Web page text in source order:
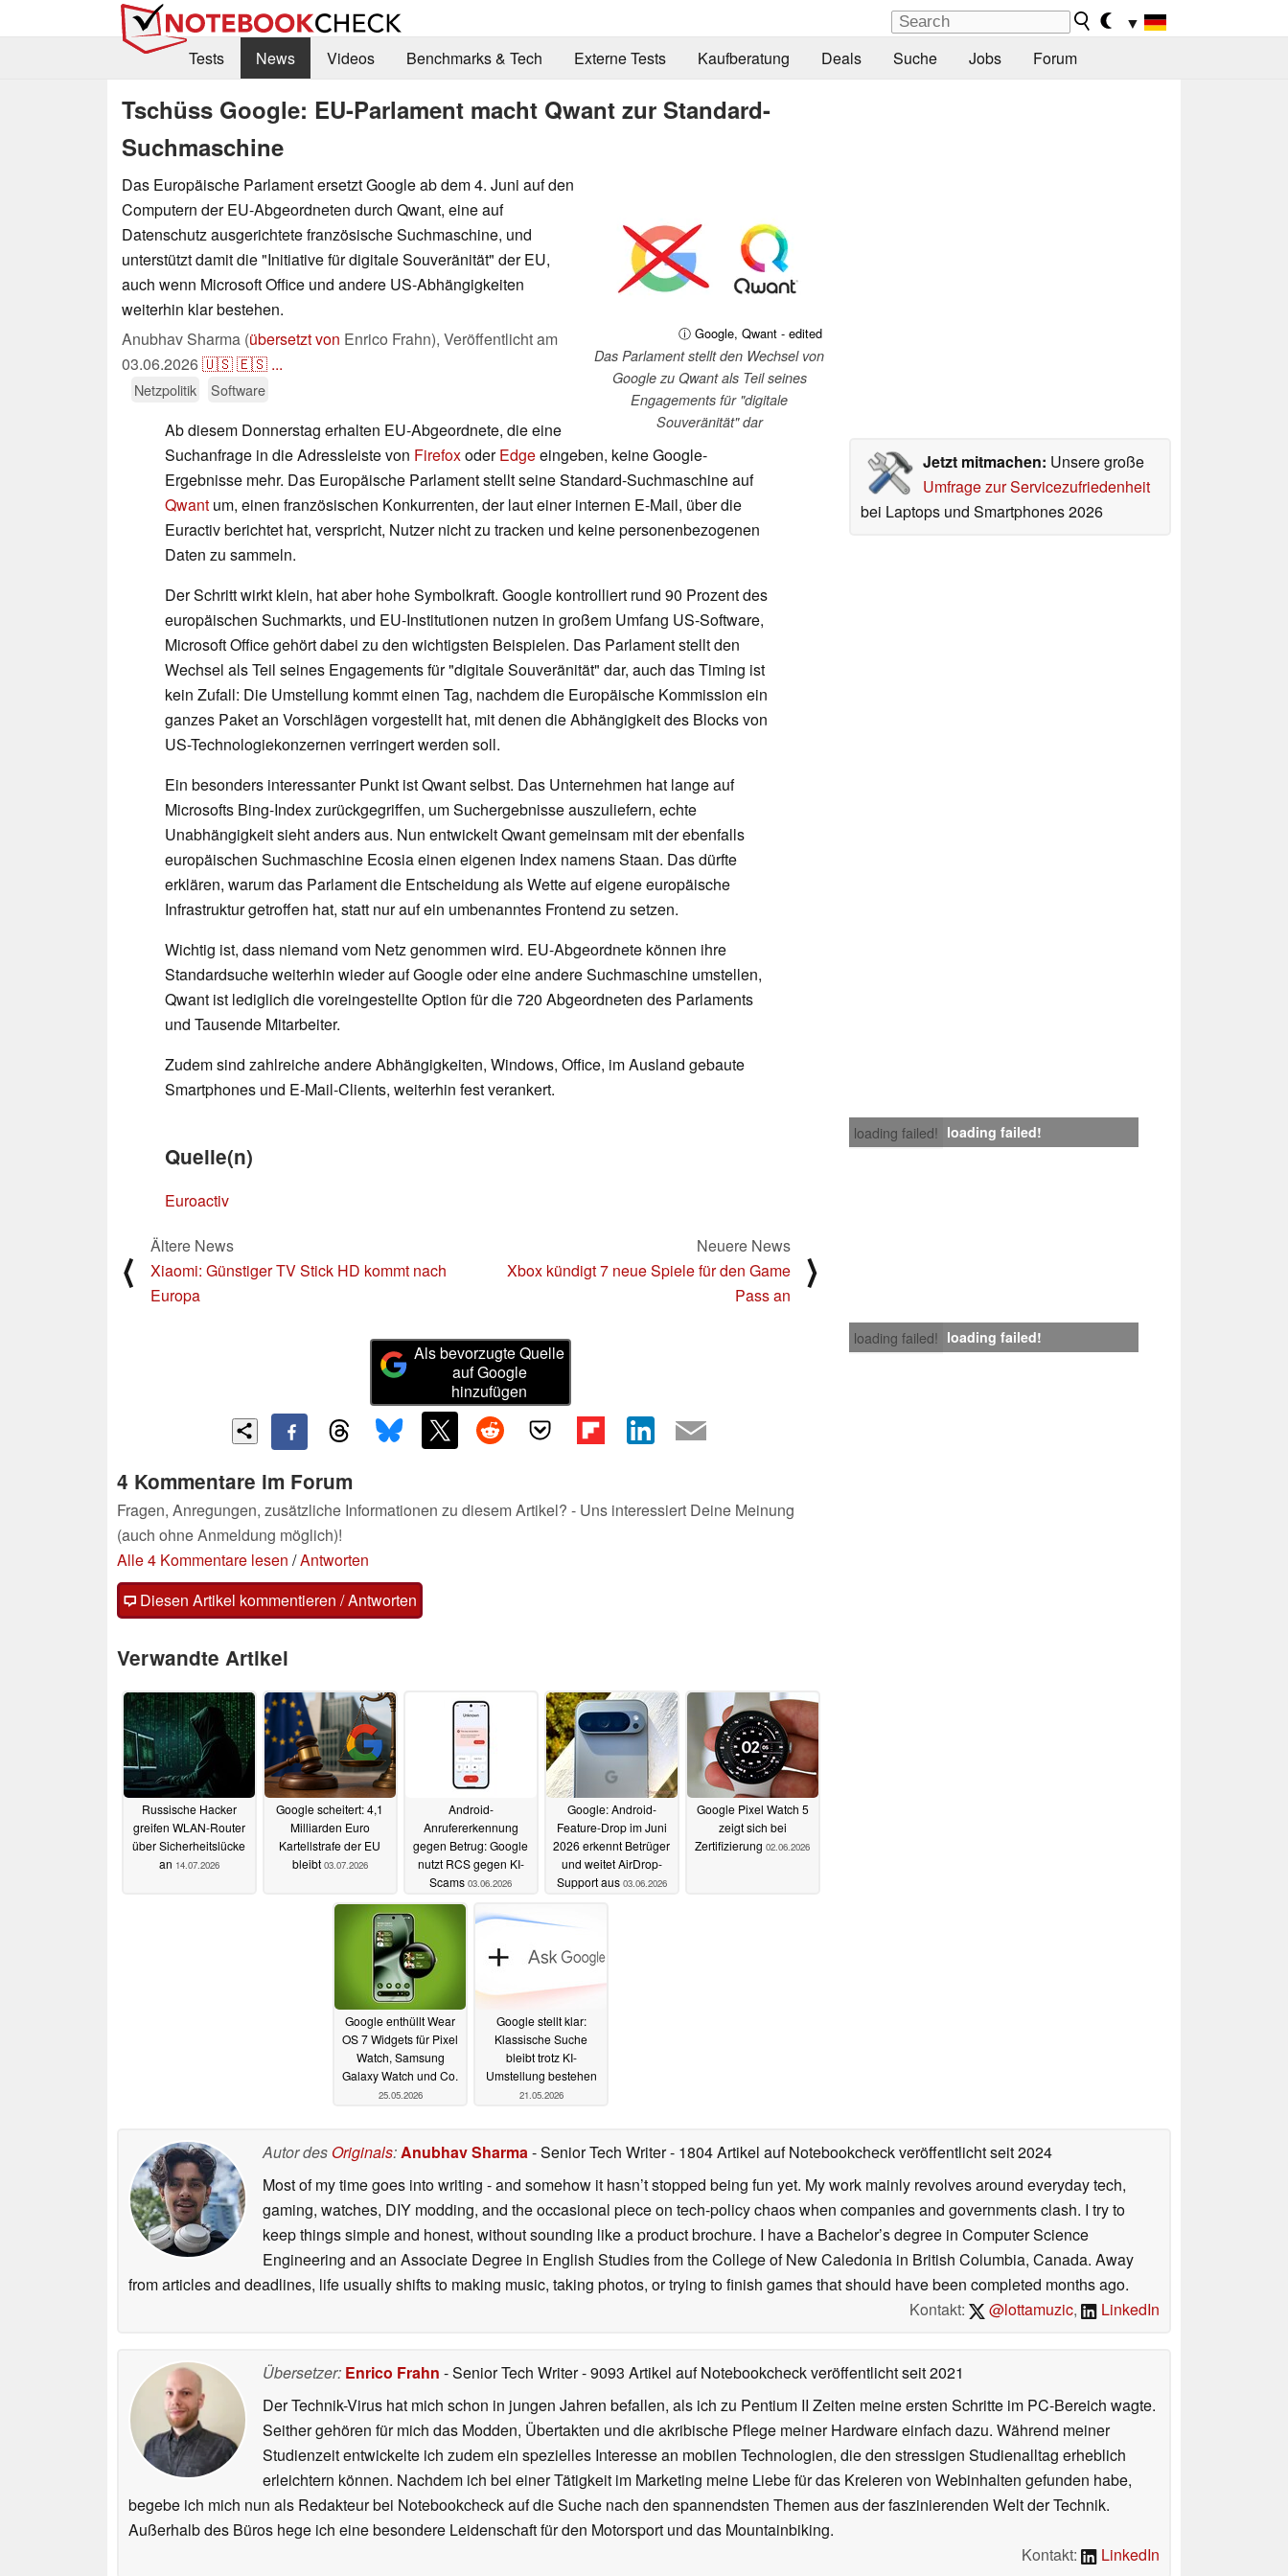
▼
Tests
News Videos Benchmarks & Tech Externe Tests Kaufberatung Deals Suche Jobs Forum
Tschüss Google: EU-Parlament macht Qwant zur Standard-
Suchmaschine
ⓘ Google, Qwant - edited
Das Parlament stellt den Wechsel von
Google zu Qwant als Teil seines
Engagements für "digitale
Souveränität" dar
Das Europäische Parlament ersetzt Google ab dem 4. Juni auf den
Computern der EU-Abgeordneten durch Qwant, eine auf
Datenschutz ausgerichtete französische Suchmaschine, und
unterstützt damit die "Initiative für digitale Souveränität" der EU,
auch wenn Microsoft Office und andere US-Abhängigkeiten
weiterhin klar bestehen.
Anubhav Sharma (übersetzt von Enrico Frahn), Veröffentlicht am
03.06.2026🇺🇸🇪🇸 ...
Netzpolitik Software
Jetzt mitmachen: Unsere große
Umfrage zur Servicezufriedenheit
bei Laptops und Smartphones 2026
Ab diesem Donnerstag erhalten EU-Abgeordnete, die eine
Suchanfrage in die Adressleiste von FirefoxoderEdgeeingeben, keine Google-
Ergebnisse mehr. Das Europäische Parlament stellt seine Standard-Suchmaschine auf
Qwant um, einen französischen Konkurrenten, der laut einer internen E-Mail, über die
Euractiv berichtet hat, verspricht, Nutzer nicht zu tracken und keine personenbezogenen
Daten zu sammeln.
Der Schritt wirkt klein, hat aber hohe Symbolkraft. Google kontrolliert rund 90 Prozent des
europäischen Suchmarkts, und EU-Institutionen nutzen in großem Umfang US-Software,
Microsoft Office gehört dabei zu den wichtigsten Beispielen. Das Parlament stellt den
Wechsel als Teil seines Engagements für "digitale Souveränität" dar, auch das Timing ist
kein Zufall: Die Umstellung kommt einen Tag, nachdem die Europäische Kommission ein
ganzes Paket an Vorschlägen vorgestellt hat, mit denen die Abhängigkeit des Blocks von
US-Technologiekonzernen verringert werden soll.
Ein besonders interessanter Punkt ist Qwant selbst. Das Unternehmen hat lange auf
Microsofts Bing-Index zurückgegriffen, um Suchergebnisse auszuliefern, echte
Unabhängigkeit sieht anders aus. Nun entwickelt Qwant gemeinsam mit der ebenfalls
europäischen Suchmaschine Ecosia einen eigenen Index namens Staan. Das dürfte
erklären, warum das Parlament die Entscheidung als Wette auf eigene europäische
Infrastruktur getroffen hat, statt nur auf ein umbenanntes Frontend zu setzen.
Wichtig ist, dass niemand vom Netz genommen wird. EU-Abgeordnete können ihre
Standardsuche weiterhin wieder auf Google oder eine andere Suchmaschine umstellen,
Qwant ist lediglich die voreingestellte Option für die 720 Abgeordneten des Parlaments
und Tausende Mitarbeiter.
Zudem sind zahlreiche andere Abhängigkeiten, Windows, Office, im Ausland gebaute
Smartphones und E-Mail-Clients, weiterhin fest verankert.
loading failed! loading failed!
Quelle(n)
Euroactiv
⟨
Ältere News
Xiaomi: Günstiger TV Stick HD kommt nach
Europa
Neuere News
Xbox kündigt 7 neue Spiele für den Game
Pass an
⟩
loading failed! loading failed!
Als bevorzugte Quelle
auf Google
hinzufügen
4 Kommentare im Forum
Fragen, Anregungen, zusätzliche Informationen zu diesem Artikel? - Uns interessiert Deine Meinung
(auch ohne Anmeldung möglich)!
Alle 4 Kommentare lesen /Antworten
Diesen Artikel kommentieren / Antworten
Verwandte Artikel
Russische Hacker
greifen WLAN-Router
über Sicherheitslücke
an 14.07.2026
Google scheitert: 4,1
Milliarden Euro
Kartellstrafe der EU
bleibt 03.07.2026
Android-
Anrufererkennung
gegen Betrug: Google
nutzt RCS gegen KI-
Scams 03.06.2026
Google: Android-
Feature-Drop im Juni
2026 erkennt Betrüger
und weitet AirDrop-
Support aus 03.06.2026
Google Pixel Watch 5
zeigt sich bei
Zertifizierung 02.06.2026
Google enthüllt Wear
OS 7 Widgets für Pixel
Watch, Samsung
Galaxy Watch und Co.
25.05.2026
Google stellt klar:
Klassische Suche
bleibt trotz KI-
Umstellung bestehen
21.05.2026
Autor des Originals:Anubhav Sharma- Senior Tech Writer- 1804 Artikel auf Notebookcheck veröffentlichtseit 2024
Most of my time goes into writing - and somehow it hasn’t stopped being fun yet. My work mainly revolves around everyday tech,
gaming, watches, DIY modding, and the occasional piece on tech-policy chaos when companies and governments clash. I try to
keep things simple and honest, without sounding like a product brochure. I have a Bachelor’s degree in Computer Science
Engineering and an Associate Degree in English Studies from the College of New Caledonia in British Columbia, Canada. Away
from articles and deadlines, life usually shifts to making music, taking photos, or trying to finish games that should have been completed months ago.
Kontakt:
@lottamuzic, LinkedIn
Übersetzer: Enrico Frahn - Senior Tech Writer- 9093 Artikel auf Notebookcheck veröffentlichtseit 2021
Der Technik-Virus hat mich schon in jungen Jahren befallen, als ich zu Pentium II Zeiten meine ersten Schritte im PC-Bereich wagte.
Seither gehören für mich das Modden, Übertakten und die akribische Pflege meiner Hardware einfach dazu. Während meiner
Studienzeit entwickelte ich zudem ein spezielles Interesse an mobilen Technologien, die den stressigen Studienalltag erheblich
erleichtern können. Nachdem ich bei einer Tätigkeit im Marketing meine Liebe für das Kreieren von Webinhalten gefunden habe,
begebe ich mich nun als Redakteur bei Notebookcheck auf die Suche nach den spannendsten Themen aus der faszinierenden Welt der Technik.
Außerhalb des Büros hege ich eine besondere Leidenschaft für den Motorsport und das Mountainbiking.
Kontakt:
LinkedIn